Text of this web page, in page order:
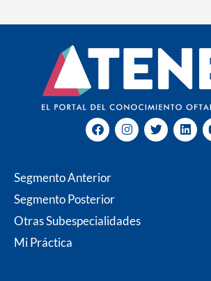
F
a
c
b
o
o
k
I
n
s
m
T
w
i
L
i
n
Segmento Anterior
Segmento Posterior
Otras Subespecialidades
Mi Práctica